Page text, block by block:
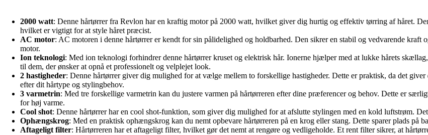
2000 watt: Denne hårtørrer fra Revlon har en kraftig motor på 2000 watt, hvilket giver dig hurtig og effektiv tørring af håret.
hvilket er vigtigt for at style håret præcist.
AC motor: AC motoren i denne hårtørrer er kendt for sin pålidelighed og holdbarhed. Den sikrer en stabil og vedvarende
motor.
Ion teknologi: Med ion teknologi forhindrer denne hårtørrer kruset og elektrisk hår. Ionerne hjælper med at lukke hårets
til dem, der ønsker at opnå et professionelt og velplejet look.
2 hastigheder: Denne hårtørrer giver dig mulighed for at vælge mellem to forskellige hastigheder. Dette er praktisk, da det
efter dit hårtype og stylingbehov.
3 varmetrin: Med tre forskellige varmetrin kan du justere varmen på hårtørreren efter dine præferencer og behov. Dette er
for høj varme.
Cool shot: Denne hårtørrer har en cool shot-funktion, som giver dig mulighed for at afslutte stylingen med en kold luftstrøm.
Ophængskrog: Med en praktisk ophængskrog kan du nemt opbevare hårtørreren på en krog eller stang. Dette sparer plads på
Aftageligt filter: Hårtørreren har et aftageligt filter, hvilket gør det nemt at rengøre og vedligeholde. Et rent filter sikrer, at